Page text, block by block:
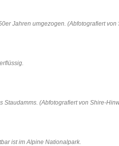
Jahren umgezogen. (Abfotografiert
Staudamms. (Abfotografiert von Shire-
ist im Alpine Nationalpark.